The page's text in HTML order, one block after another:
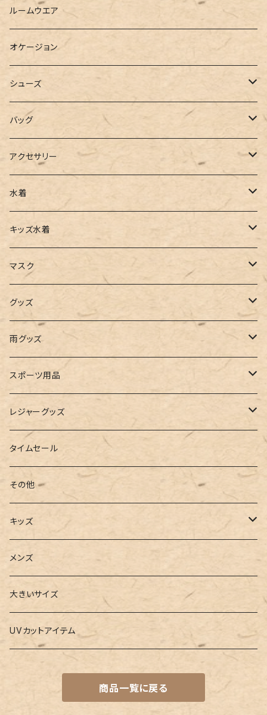
ベスト
シャツ
ブラウス
カーディガン
ポロシャツ
ベスト
チュニック
タンクトップ
キャミソール
インナー
ビスチェ
ハーフパンツ
スウェット
ジャージ
スラックス
ワイドパンツ
カーゴパンツ
サロペット
ガウチョ
レギンス
その他
その他
スウェットワンピース
パーカーワンピース
ニットワンピース
キャミワンピース
サロペット
オールインワン
ルームウエア
オケージョン
シューズ
ブーツ
パンプス
サンダル
スニーカー
フラットシューズ
レインシューズ
レースアップ
ルームシューズ
インソール
ローファー
バッグ
トートバッグ
ショルダー
バックパック
カゴバッグ
エコバッグ
リュック
ハンドバッグ
ボストンバッグ
アクセサリー
その他
水着
ワンピース
ビキニ
ワンショルダー
オフショルダー
バンドゥ
タンキニ
キャミキニ
フィットネス
2点セット
3点セット
4点セット
5点セット
水着関連商品
キッズ水着
女の子
男の子
ユニセックス
マスク
アクセサリー
マスクケース
グッズ
帽子
ストール・マフラー
手袋
ポーチ
パスケース
ウォレット
カードケース
キーケース
メガネチェーン
雨グッズ
レインコート
スポーツ用品
トレーニング・スポーツウェア
トレーニンググッズ
ヨガウェア
ヨガソックス
ヨガグッズ
ヨガマット
レジャーグッズ
ビーチグッズ
タイムセール
その他
キッズ
Girls
水着
バレー
Boys
水着
グッズ
プールバッグ
メンズ
大きいサイズ
UVカットアイテム
商品一覧に戻る